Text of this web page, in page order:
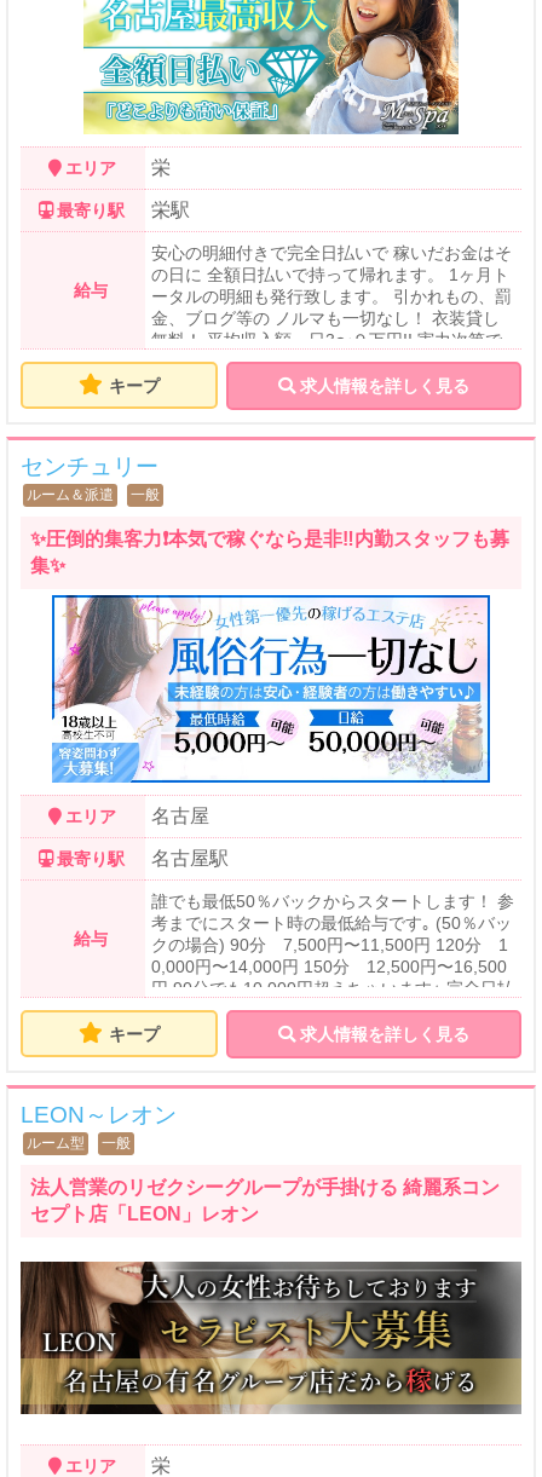
エリア 栄
最寄り駅 栄駅
給与
安心の明細付きで完全日払いで 稼いだお金はそ
の日に 全額日払いで持って帰れます。 1ヶ月ト
ータルの明細も発行致します。 引かれもの、罰
金、ブログ等の ノルマも一切なし！ 衣装貸し
無料！ 平均収入額一日3〜９万円!! 実力次第で
はさらにワンランク上の 高収入を得る事も可能
です。 当店よりさらに高収入な他の店も ある
にはあると思います しかしながら実際の所、
ュバックしている お店が多いと思います 求人
に‥ 「高額バック○○%！！」 「入店祝い金〇
り、 話が違ったりという話しも聞きます。 当
よる広告が結局お店の 信用が無くなりマイナス
に なる事を想定しています。 ですので全て求
人欄に 書いてある通りです。 頑張り次第では 1
日９万円は可能です!! 実際に現在ランキングに
入っている セラピストさん達は 支給されてい
ます。
キープ 求人情報を詳しく見る
センチュリー
ルーム＆派遣 一般
✨圧倒的集客力❗️本気で稼ぐなら是非‼️内勤スタッフも募
集✨
エリア 名古屋
最寄り駅 名古屋駅
給与
誰でも最低50％バックからスタートします！ 参
考までにスタート時の最低給与です｡ (50％バッ
クの場合) 90分 7,500円〜11,500円 120分 1
0,000円〜14,000円 150分 12,500円〜16,500
円 90分でも10,000円超えちゃいます⭐︎ 完全日払
いです｡ 指名本数に応じてバック率があがるシ
ステムなので､頑張っただけお給料も増えます
よ!
キープ 求人情報を詳しく見る
LEON～レオン
ルーム型 一般
法人営業のリゼクシーグループが手掛ける 綺麗系コン
セプト店「LEON」レオン
エリア 栄